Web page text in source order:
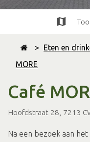
> Eten en
MORE
Café
Hoofdstraat 28, 7213
Na een bezoek aan